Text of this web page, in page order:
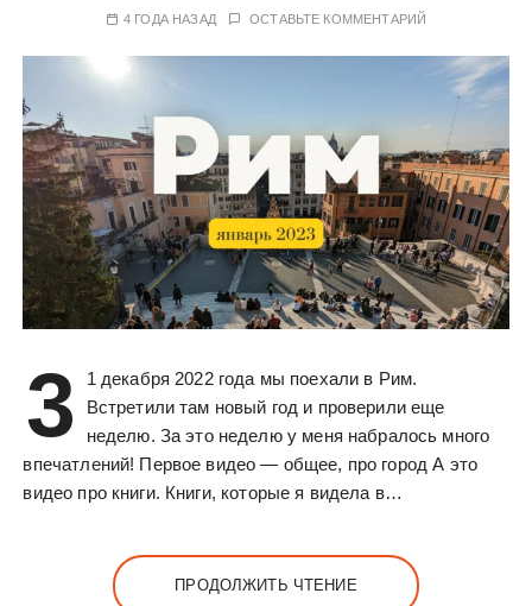
4 ГОДА НАЗАД ОСТАВЬТЕ КОММЕНТАРИЙ
3
1 декабря 2022 года мы поехали в Рим.
Встретили там новый год и проверили еще
неделю. За это неделю у меня набралось много
впечатлений! Первое видео — общее, про город А это
видео про книги. Книги, которые я видела в…
ПРОДОЛЖИТЬ ЧТЕНИЕ